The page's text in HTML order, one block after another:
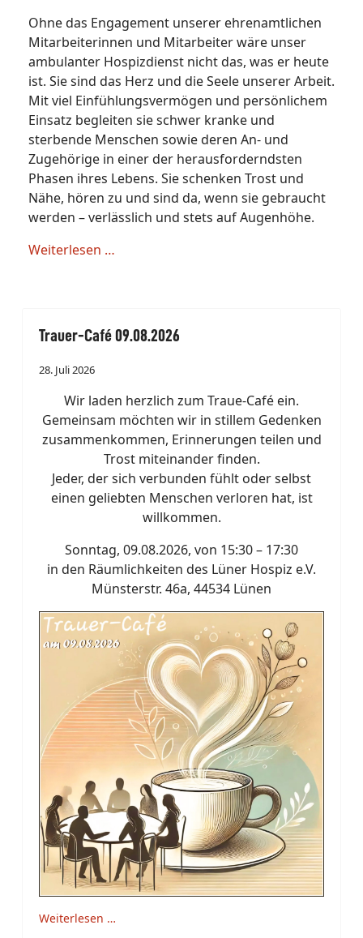
Ohne das Engagement unserer ehrenamtlichen
Mitarbeiterinnen und Mitarbeiter wäre unser
ambulanter Hospizdienst nicht das, was er heute
ist. Sie sind das Herz und die Seele unserer Arbeit.
Mit viel Einfühlungsvermögen und persönlichem
Einsatz begleiten sie schwer kranke und
sterbende Menschen sowie deren An- und
Zugehörige in einer der herausforderndsten
Phasen ihres Lebens. Sie schenken Trost und
Nähe, hören zu und sind da, wenn sie gebraucht
werden – verlässlich und stets auf Augenhöhe.
Weiterlesen …
Trauer-Café 09.08.2026
28. Juli 2026
Wir laden herzlich zum Traue-Café ein.
Gemeinsam möchten wir in stillem Gedenken
zusammenkommen, Erinnerungen teilen und
Trost miteinander finden.
Jeder, der sich verbunden fühlt oder selbst
einen geliebten Menschen verloren hat, ist
willkommen.
Sonntag, 09.08.2026, von 15:30 – 17:30
in den Räumlichkeiten des Lüner Hospiz e.V.
Münsterstr. 46a, 44534 Lünen
Weiterlesen …